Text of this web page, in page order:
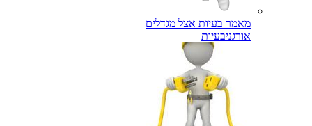
מאמר בעיות אצל מגדלים
אורגניבעיות